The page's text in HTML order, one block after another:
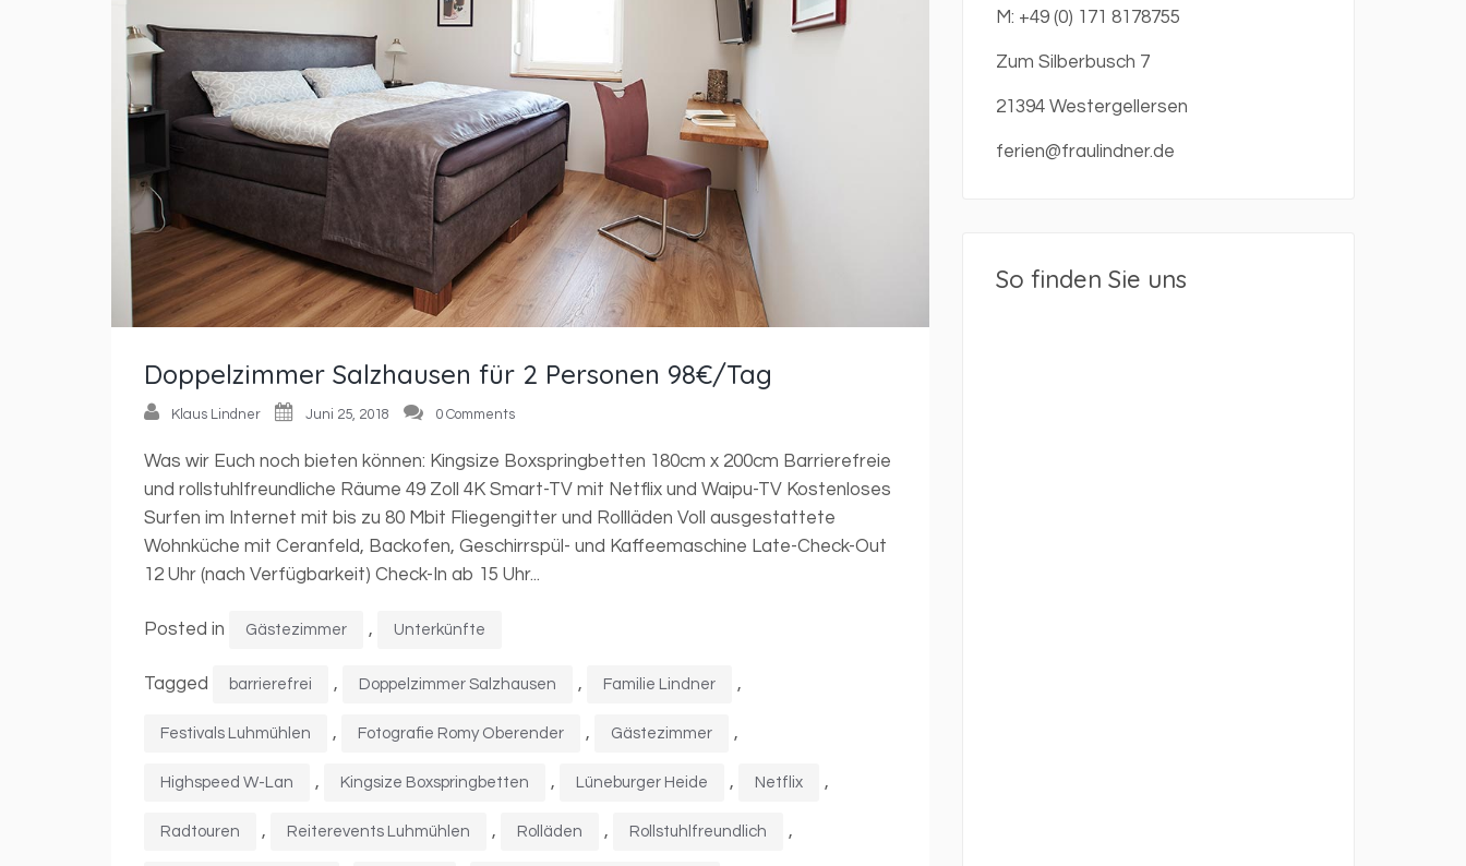
Doppelzimmer Salzhausen für 2 Personen 98€/Tag
Klaus Lindner Juni 25, 2018 0 Comments
Was wir Euch noch bieten können: Kingsize Boxspringbetten 180cm x 200cm Barrierefreie
und rollstuhlfreundliche Räume 49 Zoll 4K Smart-TV mit Netflix und Waipu-TV Kostenloses
Surfen im Internet mit bis zu 80 Mbit Fliegengitter und Rollläden Voll ausgestattete
Wohnküche mit Ceranfeld, Backofen, Geschirrspül- und Kaffeemaschine Late-Check-Out
12 Uhr (nach Verfügbarkeit) Check-In ab 15 Uhr...
Posted in Gästezimmer , Unterkünfte
Tagged barrierefrei , Doppelzimmer Salzhausen , Familie Lindner ,
Festivals Luhmühlen , Fotografie Romy Oberender , Gästezimmer ,
Highspeed W-Lan , Kingsize Boxspringbetten , Lüneburger Heide , Netflix ,
Radtouren , Reiterevents Luhmühlen , Rolläden , Rollstuhlfreundlich ,
M: +49 (0) 171 8178755
Zum Silberbusch 7
21394 Westergellersen
ferien@fraulindner.de
So finden Sie uns